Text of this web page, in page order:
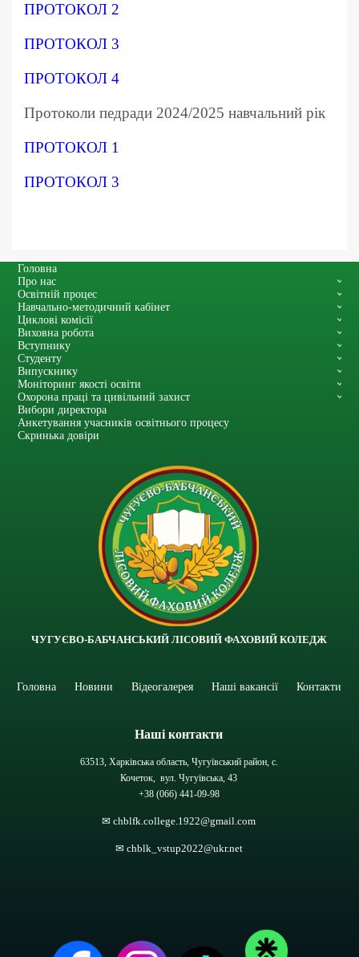
ПРОТОКОЛ 2
ПРОТОКОЛ 3
ПРОТОКОЛ 4
Протоколи педради 2024/2025 навчальний рік
ПРОТОКОЛ 1
ПРОТОКОЛ 3
Головна
Про нас
Освітній процес
Навчально-методичний кабінет
Циклові комісії
Виховна робота
Вступнику
Студенту
Випускнику
Моніторинг якості освіти
Охорона праці та цивільний захист
Вибори директора
Анкетування учасників освітнього процесу
Скринька довіри
ЧУГУЄВО-БАБЧАНСЬКИЙ ЛІСОВИЙ ФАХОВИЙ КОЛЕДЖ
Головна Новини Відеогалерея Наші вакансії Контакти
Наші контакти
63513, Харківська область, Чугуївський район, с.
Кочеток, вул. Чугуївська, 43
+38 (066) 441-09-98
✉ chblfk.college.1922@gmail.com
✉ chblk_vstup2022@ukr.net